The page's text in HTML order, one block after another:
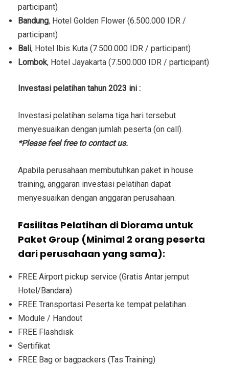
participant)
Bandung, Hotel Golden Flower (6.500.000 IDR /
participant)
Bali, Hotel Ibis Kuta (7.500.000 IDR / participant)
Lombok, Hotel Jayakarta (7.500.000 IDR / participant)
Investasi pelatihan tahun 2023 ini :
Investasi pelatihan selama tiga hari tersebut
menyesuaikan dengan jumlah peserta (on call).
*Please feel free to contact us.
Apabila perusahaan membutuhkan paket in house
training, anggaran investasi pelatihan dapat
menyesuaikan dengan anggaran perusahaan.
Fasilitas Pelatihan di Diorama untuk
Paket Group (Minimal 2 orang peserta
dari perusahaan yang sama):
FREE Airport pickup service (Gratis Antar jemput
Hotel/Bandara)
FREE Transportasi Peserta ke tempat pelatihan .
Module / Handout
FREE Flashdisk
Sertifikat
FREE Bag or bagpackers (Tas Training)